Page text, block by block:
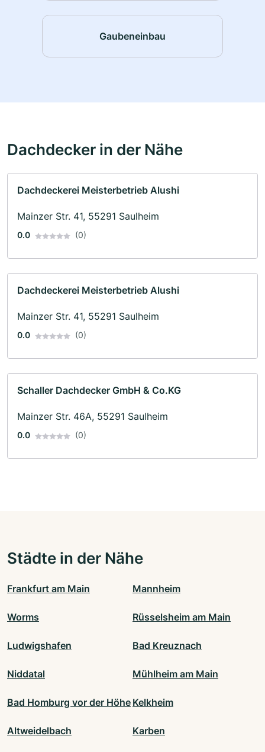
Gaubeneinbau
Dachdecker in der Nähe
Dachdeckerei Meisterbetrieb Alushi
Mainzer Str. 41, 55291 Saulheim
0.0 (0)
Dachdeckerei Meisterbetrieb Alushi
Mainzer Str. 41, 55291 Saulheim
0.0 (0)
Schaller Dachdecker GmbH & Co.KG
Mainzer Str. 46A, 55291 Saulheim
0.0 (0)
Städte in der Nähe
Frankfurt am Main Mannheim
Worms Rüsselsheim am Main
Ludwigshafen Bad Kreuznach
Niddatal Mühlheim am Main
Bad Homburg vor der Höhe Kelkheim
Altweidelbach Karben